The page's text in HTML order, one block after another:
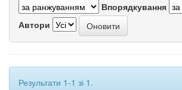
Впорядкування
Автори
Результати 1-1 зі 1.